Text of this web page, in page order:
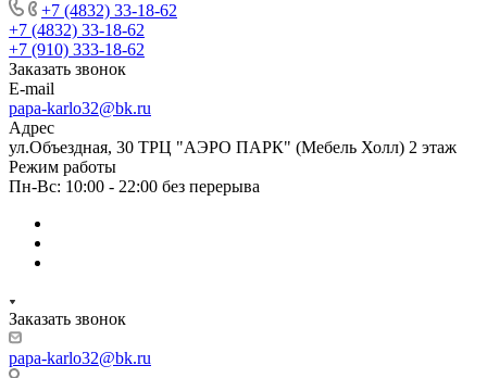
+7 (4832) 33-18-62
+7 (4832) 33-18-62
+7 (910) 333-18-62
Заказать звонок
E-mail
papa-karlo32@bk.ru
Адрес
ул.Объездная, 30 ТРЦ "АЭРО ПАРК" (Мебель Холл) 2 этаж
Режим работы
Пн-Вс: 10:00 - 22:00 без перерыва
Заказать звонок
papa-karlo32@bk.ru